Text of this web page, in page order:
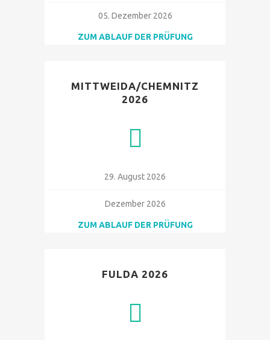
05. Dezember 2026
ZUM ABLAUF DER PRÜFUNG
MITTWEIDA/CHEMNITZ
2026
29. August 2026
Dezember 2026
ZUM ABLAUF DER PRÜFUNG
FULDA 2026